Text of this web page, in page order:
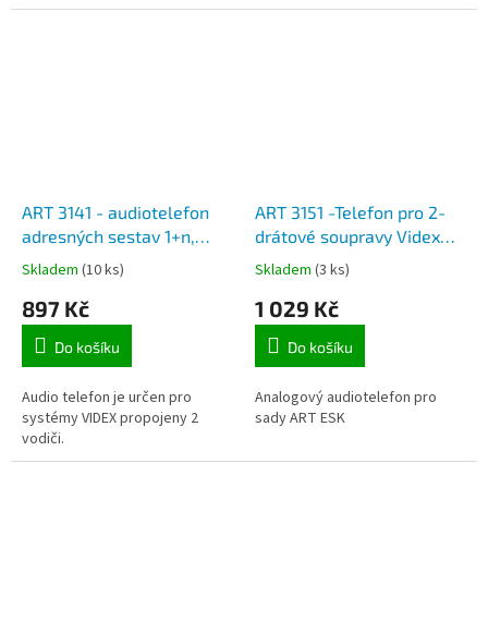
ART 3141 - audiotelefon
adresných sestav 1+n,
utajení hovoru,
elektronické vyzvánění.
Skladem (10 ks)
897 Kč
Do košíku
Audio telefon je určen pro
systémy VIDEX propojeny 2
vodiči.
ART 3151 -Telefon pro 2-
drátové soupravy Videx
ESK
Skladem (3 ks)
1 029 Kč
Do košíku
Analogový audiotelefon pro
sady ART ESK